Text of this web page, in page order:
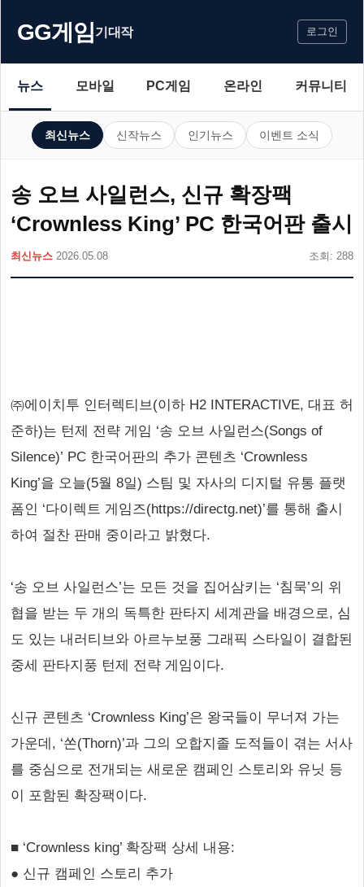
GG게임기대작 로그인
뉴스 모바일 PC게임 온라인 커뮤니티
최신뉴스 신작뉴스 인기뉴스 이벤트 소식
송 오브 사일런스, 신규 확장팩
‘Crownless King’ PC 한국어판 출시
최신뉴스 2026.05.08 조회: 288
㈜에이치투 인터렉티브(이하 H2 INTERACTIVE, 대표 허
준하)는 턴제 전략 게임 ‘송 오브 사일런스(Songs of
Silence)’ PC 한국어판의 추가 콘텐츠 ‘Crownless
King’을 오늘(5월 8일) 스팀 및 자사의 디지털 유통 플랫
폼인 ‘다이렉트 게임즈(https://directg.net)’를 통해 출시
하여 절찬 판매 중이라고 밝혔다.
‘송 오브 사일런스’는 모든 것을 집어삼키는 ‘침묵’의 위
협을 받는 두 개의 독특한 판타지 세계관을 배경으로, 심
도 있는 내러티브와 아르누보풍 그래픽 스타일이 결합된
중세 판타지풍 턴제 전략 게임이다.
신규 콘텐츠 ‘Crownless King’은 왕국들이 무너져 가는
가운데, ‘쏜(Thorn)’과 그의 오합지졸 도적들이 겪는 서사
를 중심으로 전개되는 새로운 캠페인 스토리와 유닛 등
이 포함된 확장팩이다.
■ ‘Crownless king’ 확장팩 상세 내용:
● 신규 캠페인 스토리 추가